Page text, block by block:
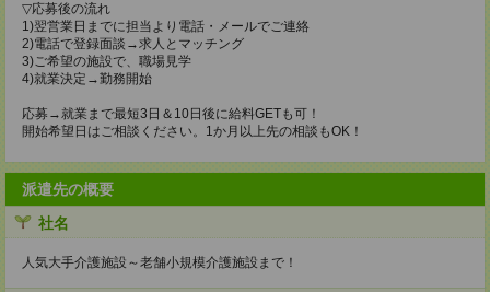
▽応募後の流れ
1)翌営業日までに担当より電話・メールでご連絡
2)電話で登録面談→求人とマッチング
3)ご希望の施設で、職場見学
4)就業決定→勤務開始
応募→就業まで最短3日＆10日後に給料GETも可！
開始希望日はご相談ください。1か月以上先の相談もOK！
派遣先の概要
社名
人気大手介護施設～老舗小規模介護施設まで！